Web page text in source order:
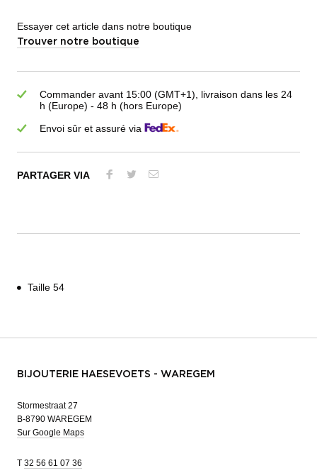
Essayer cet article dans notre boutique
Trouver notre boutique
Commander avant 15:00 (GMT+1), livraison dans les 24
h (Europe) - 48 h (hors Europe)
Envoi sûr et assuré via
PARTAGER VIA
Taille 54
BIJOUTERIE HAESEVOETS - WAREGEM
Stormestraat 27
B-8790 WAREGEM
Sur Google Maps
T 32 56 61 07 36